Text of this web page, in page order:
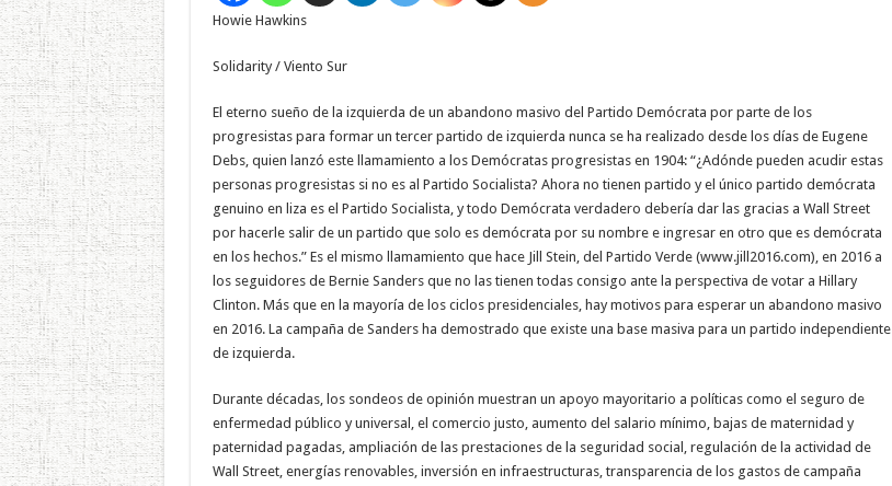
Howie Hawkins
Solidarity / Viento Sur
El eterno sueño de la izquierda de un abandono masivo del Partido Demócrata por parte de los
progresistas para formar un tercer partido de izquierda nunca se ha realizado desde los días de Eugene
Debs, quien lanzó este llamamiento a los Demócratas progresistas en 1904: “¿Adónde pueden acudir estas
personas progresistas si no es al Partido Socialista? Ahora no tienen partido y el único partido demócrata
genuino en liza es el Partido Socialista, y todo Demócrata verdadero debería dar las gracias a Wall Street
por hacerle salir de un partido que solo es demócrata por su nombre e ingresar en otro que es demócrata
en los hechos.” Es el mismo llamamiento que hace Jill Stein, del Partido Verde (www.jill2016.com), en 2016 a
los seguidores de Bernie Sanders que no las tienen todas consigo ante la perspectiva de votar a Hillary
Clinton. Más que en la mayoría de los ciclos presidenciales, hay motivos para esperar un abandono masivo
en 2016. La campaña de Sanders ha demostrado que existe una base masiva para un partido independiente
de izquierda.
Durante décadas, los sondeos de opinión muestran un apoyo mayoritario a políticas como el seguro de
enfermedad público y universal, el comercio justo, aumento del salario mínimo, bajas de maternidad y
paternidad pagadas, ampliación de las prestaciones de la seguridad social, regulación de la actividad de
Wall Street, energías renovables, inversión en infraestructuras, transparencia de los gastos de campaña